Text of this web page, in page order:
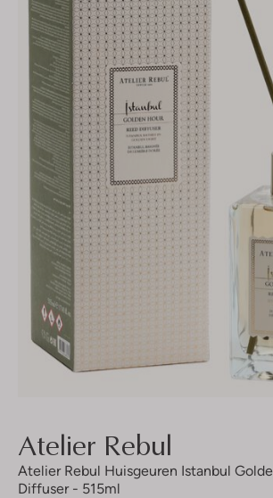
Atelier Rebul
Atelier Rebul Huisgeuren Istanbul
Diffuser - 515ml